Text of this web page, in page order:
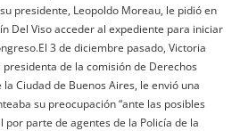
presidente, Leopoldo Moreau, le pidió en
Del Viso acceder al expediente para iniciar
3 de diciembre pasado, Victoria
de la comisión de Derechos
Ciudad de Buenos Aires, le envió una
su preocupación “ante las posibles
parte de agentes de la Policía de la